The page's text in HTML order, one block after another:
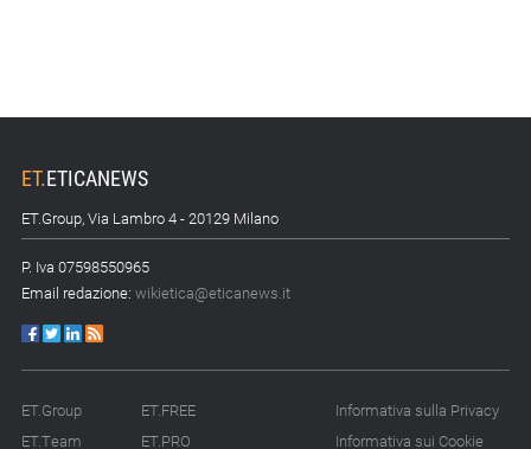
ET.ETICANEWS
ET.Group, Via Lambro 4 - 20129 Milano
P. Iva 07598550965
Email redazione: wikietica@eticanews.it
ET.Group
ET.Team
ET.FREE
ET.PRO
Informativa sulla Privacy
Informativa sui Cookie